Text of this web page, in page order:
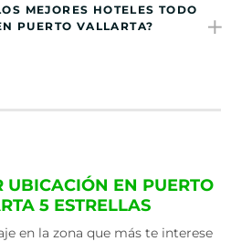
MEJORES HOTELES TODO
PUERTO VALLARTA?
UBICACIÓN EN PUERTO
5 ESTRELLAS
en la zona que más te interese